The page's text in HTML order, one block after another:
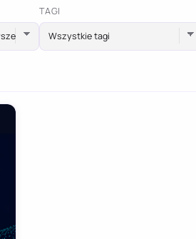
TAGI
Wszystkie tagi